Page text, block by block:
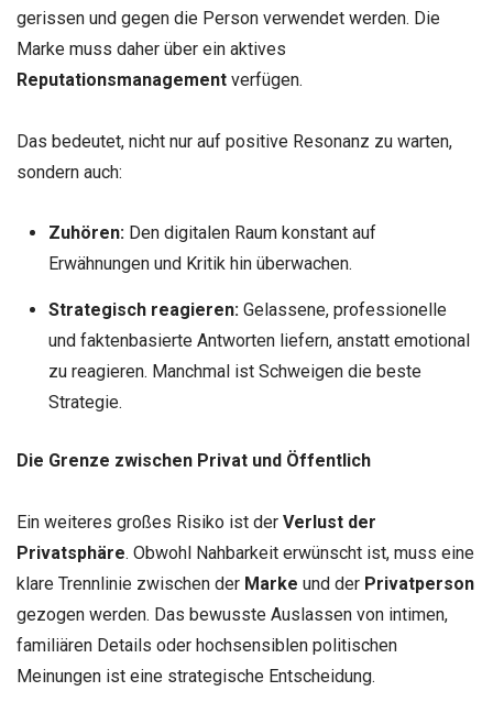
gerissen und gegen die Person verwendet werden. Die
Marke muss daher über ein aktives
Reputationsmanagement verfügen.
Das bedeutet, nicht nur auf positive Resonanz zu warten,
sondern auch:
Zuhören:Den digitalen Raum konstant auf
Erwähnungen und Kritik hin überwachen.
Strategisch reagieren:Gelassene, professionelle
und faktenbasierte Antworten liefern, anstatt emotional
zu reagieren. Manchmal ist Schweigen die beste
Strategie.
Die Grenze zwischen Privat und Öffentlich
Ein weiteres großes Risiko ist der Verlust der
Privatsphäre. Obwohl Nahbarkeit erwünscht ist, muss eine
klare Trennlinie zwischen der Marke und der Privatperson
gezogen werden. Das bewusste Auslassen von intimen,
familiären Details oder hochsensiblen politischen
Meinungen ist eine strategische Entscheidung.